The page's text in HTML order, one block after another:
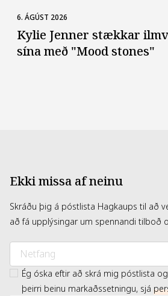
6. ÁGÚST 2026
Kylie Jenner stækkar
sína með "Mood stones"
Ekki missa af neinu
Skráðu þig á póstlista Hagkaups til að
að fá upplýsingar um spennandi tilboð
Ég óska eftir að skrá mig póstlista
þeirri beinu markaðssetningu, sjá